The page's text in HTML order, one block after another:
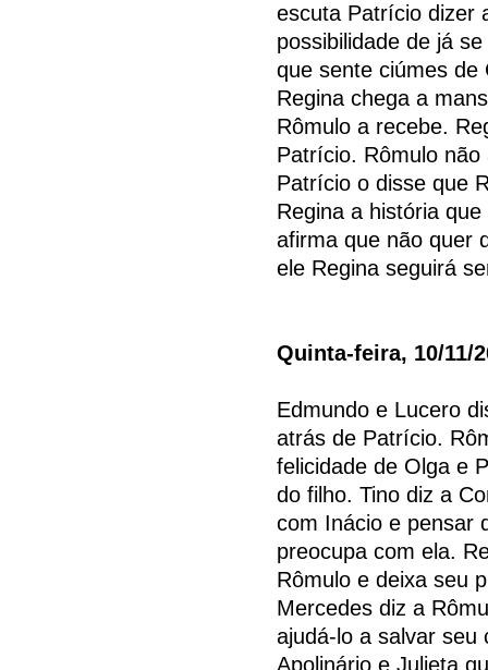
escuta Patrício dizer
possibilidade de já
que sente ciúmes de
Regina chega a
Rômulo a recebe.
Patrício. Rômulo
Patrício o disse que
Regina a história
afirma que não quer
ele Regina seguirá
Quinta-feira, 10/11/
Edmundo e Lucero
atrás de Patrício.
felicidade de Olga e
do filho. Tino diz a
com Inácio e pensar
preocupa com ela.
Rômulo e deixa seu
Mercedes diz a
ajudá-lo a salvar seu
Apolinário e Julieta